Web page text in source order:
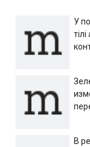
У
В